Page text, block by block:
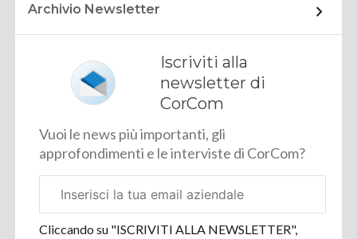
Archivio Newsletter
Iscriviti alla
newsletter di
CorCom
Vuoi le news più importanti, gli
approfondimenti e le interviste di CorCom?
aziendale
Cliccando su "ISCRIVITI ALLA NEWSLETTER",